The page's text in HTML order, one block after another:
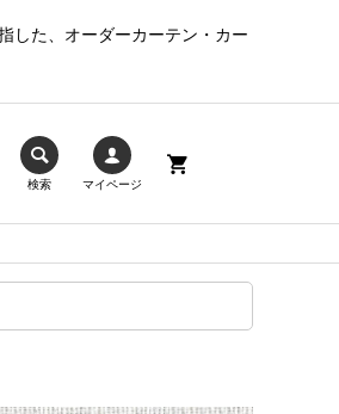
した、オーダーカーテン・カー
検索 マイページ